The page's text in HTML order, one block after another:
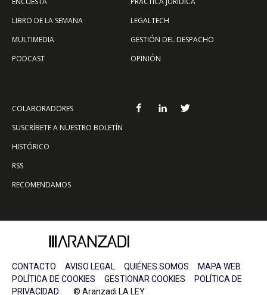
LIBRO DE LA SEMANA
MULTIMEDIA
PODCAST
LEGALTECH
GESTIÓN DEL DESPACHO
OPINIÓN
COLABORADORES
SUSCRÍBETE A NUESTRO BOLETÍN
HISTÓRICO
RSS
RECOMENDAMOS
CONTACTO AVISO LEGAL QUIÉNES SOMOS
MAPA WEB
POLÍTICA DE COOKIES
GESTIONAR COOKIES
POLÍTICA DE
PRIVACIDAD © Aranzadi LA LEY